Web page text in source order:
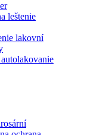
leštenie
lakovní